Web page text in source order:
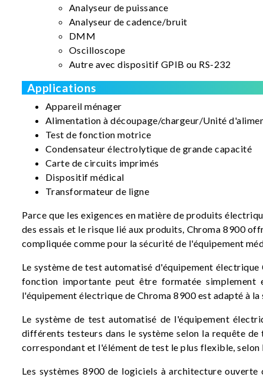
Analyseur de puissance
Analyseur de cadence/bruit
DMM
Oscilloscope
Autre avec dispositif GPIB ou RS-232
Applications
Appareil ménager
Alimentation à découpage/chargeur/Unité
Test de fonction motrice
Condensateur électrolytique de grande capacité
Carte de circuits imprimés
Dispositif médical
Transformateur de ligne
Parce que les exigences en matière de produits
des essais et le risque lié aux produits, Chroma 8900
compliquée comme pour la sécurité de l'équipement
Le système de test automatisé d'équipement
fonction importante peut être formatée
l'équipement électrique de Chroma 8900 est adapté à
Le système de test automatisé de l'équipement
différents testeurs dans le système selon la requête
correspondant et l'élément de test le plus flexible,
Les systèmes 8900 de logiciels à architecture